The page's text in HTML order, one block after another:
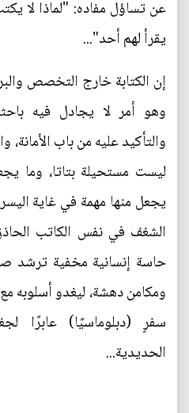
عن تساؤل مفاده: "لماذا لا
يقرأ لهم أحد"...
إن الكتابة خارج التخصص
وهو أمر لا يجادل فيه
والتأكيد عليه من باب
ليست مستحيلة بتاتا، وما
يجعل منها مهمة في غاية
الشغف في نفس الكاتب
حاسة إنسانية مخفية ترشد
ومكامن دهشة، ليغدو أسلوبه
سفرٍ (دبلوماسيًا) عابرًا
الحديدية...